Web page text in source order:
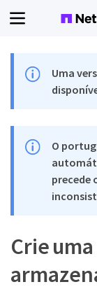
Uma
O
precede
Crie